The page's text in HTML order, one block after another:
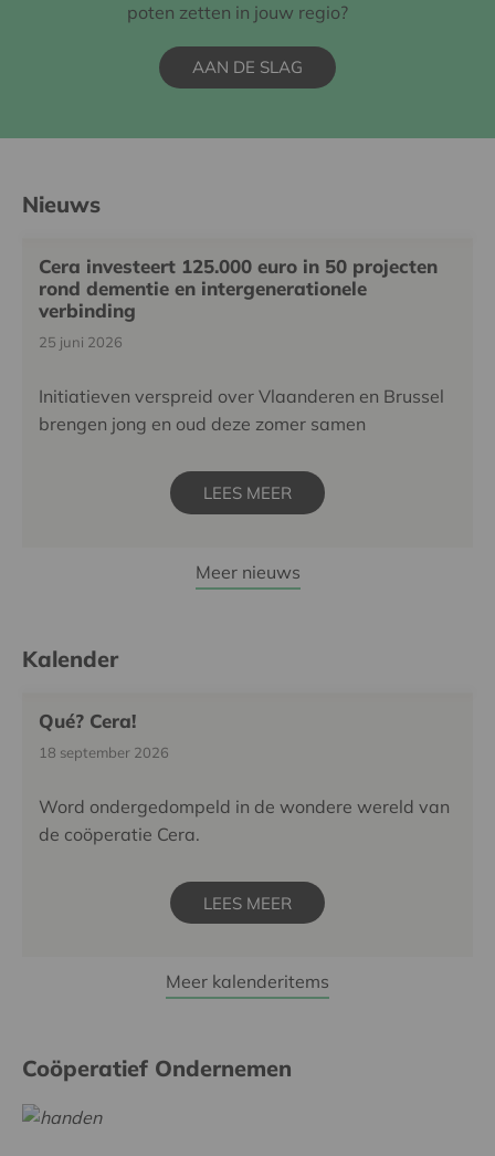
poten zetten in jouw regio?
AAN DE SLAG
Nieuws
Cera investeert 125.000 euro in 50 projecten
rond dementie en intergenerationele
verbinding
25 juni 2026
Initiatieven verspreid over Vlaanderen en Brussel
brengen jong en oud deze zomer samen
LEES MEER
Meer nieuws
Kalender
Qué? Cera!
18 september 2026
Word ondergedompeld in de wondere wereld van
de coöperatie Cera.
LEES MEER
Meer kalenderitems
Coöperatief Ondernemen